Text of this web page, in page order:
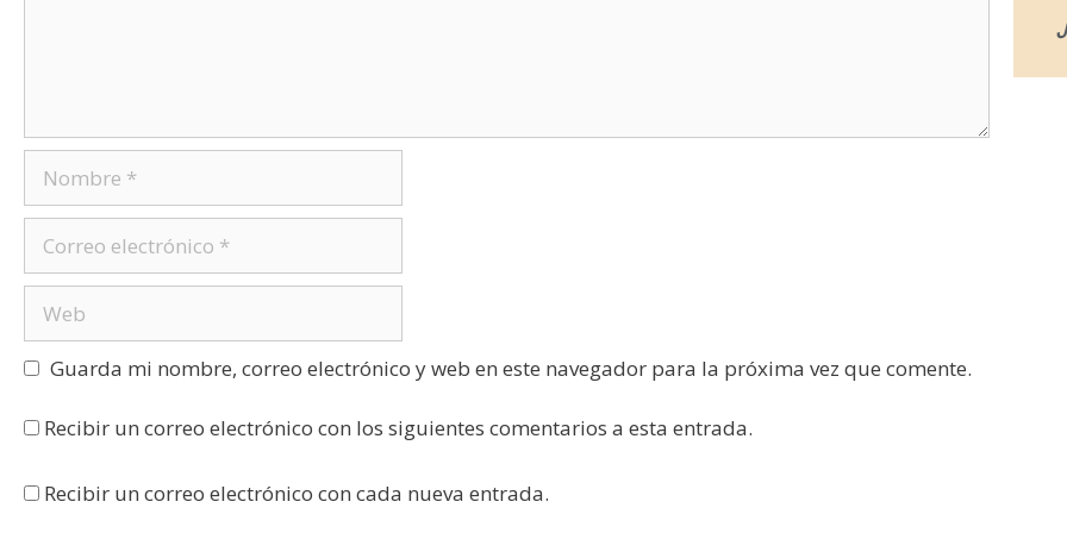
Guarda mi nombre, correo electrónico y web en este navegador para la próxima vez que comente.
Recibir un correo electrónico con los siguientes comentarios a esta entrada.
Recibir un correo electrónico con cada nueva entrada.